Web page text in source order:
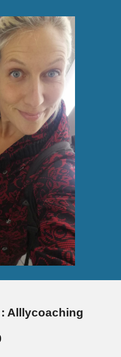
Alllycoaching